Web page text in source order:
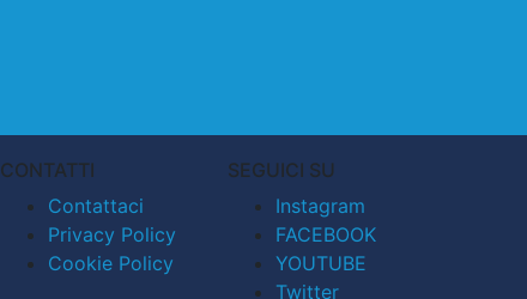
CONTATTI
Contattaci
Privacy Policy
Cookie Policy
SEGUICI SU
Instagram
FACEBOOK
YOUTUBE
Twitter